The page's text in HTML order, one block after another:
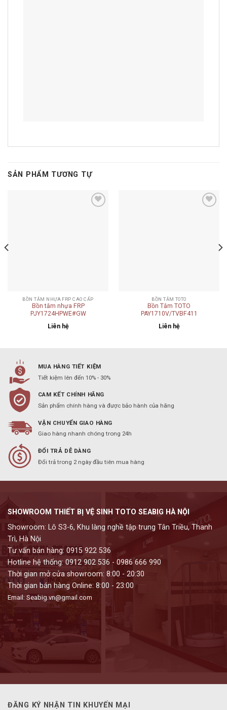
SẢN PHẨM TƯƠNG TỰ
BỒN TẮM NHỰA FRP CAO CẤP
Bồn tắm nhựa FRP
PJY1724HPWE#GW
Liên hệ
BỒN TẮM TOTO
Bồn Tắm TOTO
PAY1710V/TVBF411
Liên hệ
MUA HÀNG TIẾT KIỆM
Tiết kiệm lên đến 10% - 30%
CAM KẾT CHÍNH HÃNG
Sản phẩm chính hàng và được bảo hành của hãng
VẬN CHUYỂN GIAO HÀNG
Giao hàng nhanh chóng trong 24h
ĐỔI TRẢ DỄ DÀNG
Đổi trả trong 2 ngày đầu tiên mua hàng
SHOWROOM THIẾT BỊ VỆ SINH TOTO SEABIG HÀ NỘI
Showroom: Lô S3-6, Khu làng nghề tập trung Tân Triều, Thanh
Trì, Hà Nội
Tư vấn bán hàng: 0915 922 536
Hotline hệ thống: 0912 902 536 - 0986 666 990
Thời gian mở cửa showroom: 8:00 - 20:30
Thời gian bán hàng Online: 8:00 - 23:00
Email: Seabig.vn@gmail.com
ĐĂNG KÝ NHẬN TIN KHUYẾN MẠI